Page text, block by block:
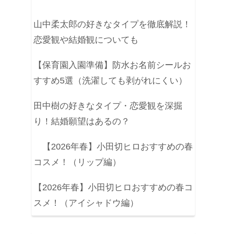
山中柔太郎の好きなタイプを徹底解説！
恋愛観や結婚観についても
【保育園入園準備】防水お名前シールお
すすめ5選（洗濯しても剥がれにくい）
田中樹の好きなタイプ・恋愛観を深掘
り！結婚願望はあるの？
【2026年春】小田切ヒロおすすめの春
コスメ！（リップ編）
【2026年春】小田切ヒロおすすめの春コ
スメ！（アイシャドウ編）